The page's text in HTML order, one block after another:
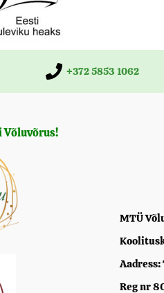
+372 5853 1062
MTÜ
Reg nr